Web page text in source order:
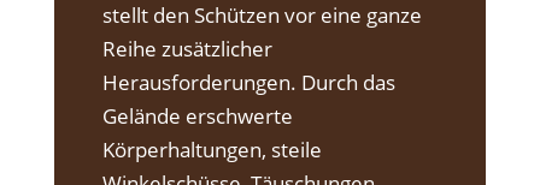
stellt den Schützen vor eine ganze
Reihe zusätzlicher
Herausforderungen. Durch das
Gelände erschwerte
Körperhaltungen, steile